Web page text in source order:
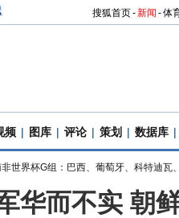
搜狐首页-新闻 -体
频 | 图库 | 评论 | 策划 | 数据库 |
世界杯G组：巴西、葡萄牙、科特迪瓦
华而不实 朝